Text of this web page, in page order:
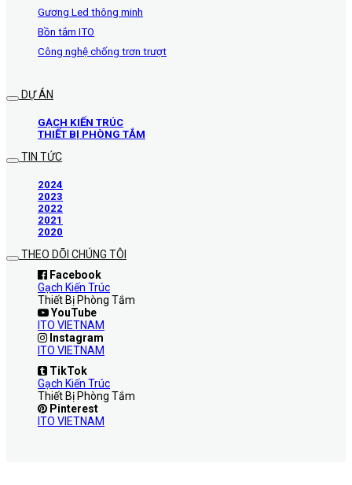
Gương Led thông minh
Bồn tắm ITO
Công nghệ chống trơn trượt
DỰ ÁN
GẠCH KIẾN TRÚC
THIẾT BỊ PHÒNG TẮM
TIN TỨC
2024
2023
2022
2021
2020
THEO DÕI CHÚNG TÔI
Facebook
Gạch Kiến Trúc
Thiết Bị Phòng Tắm
YouTube
ITO VIETNAM
Instagram
ITO VIETNAM
TikTok
Gạch Kiến Trúc
Thiết Bị Phòng Tắm
Pinterest
ITO VIETNAM